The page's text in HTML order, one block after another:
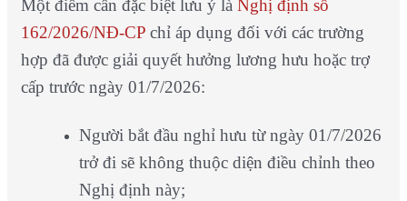
Một điểm cần đặc biệt lưu ý là Nghị định số
162/2026/NĐ-CPchỉ áp dụng đối với các trường
hợp đã được giải quyết hưởng lương hưu hoặc trợ
cấp trước ngày 01/7/2026:
Người bắt đầu nghỉ hưu từ ngày 01/7/2026
trở đi sẽ không thuộc diện điều chỉnh theo
Nghị định này;